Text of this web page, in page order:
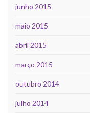
junho 2015
maio 2015
abril 2015
março 2015
outubro 2014
julho 2014